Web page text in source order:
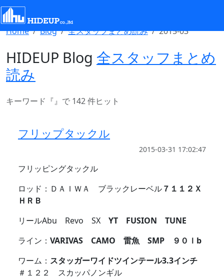
Home Blog 全スタッフまとめ読み 2015-03
HIDEUP Blog 全スタッフまとめ
読み
キーワード『』で 142 件ヒット
フリップタックル
2015-03-31 17:02:47
フリッピングタックル
ロッド：ＤＡＩＷＡ ブラックレーベル７１１２Ｘ
ＨＲＢ
リールAbu Revo SX YT FUSION TUNE
ライン： VARIVAS CAMO 雷魚 SMP ９０ｌb
ワーム： スタッガーワイドツインテール3.3インチ
＃１２２ スカッパノンギル